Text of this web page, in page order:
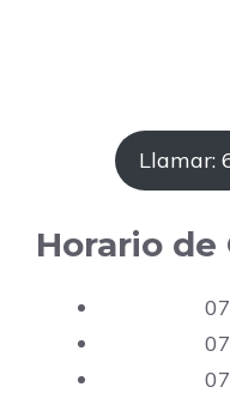
Llamar:
Horario de